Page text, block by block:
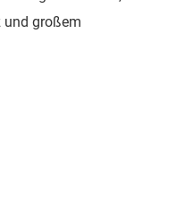
und großem